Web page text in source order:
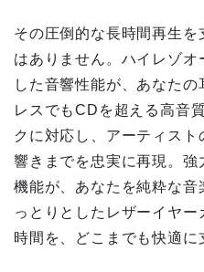
その圧倒的な長時間再生
はありません。ハイレゾ
した音響性能が、あなた
レスでもCDを超える高音
クに対応し、アーティス
響きまでを忠実に再現。
機能が、あなたを純粋な音
っとりとしたレザーイヤ
時間を、どこまでも快適に